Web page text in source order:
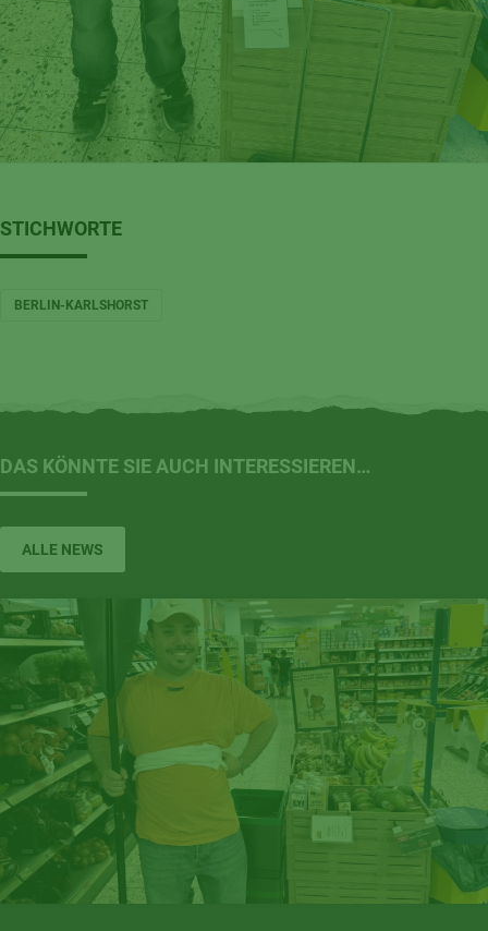
STICHWORTE
BERLIN-KARLSHORST
DAS KÖNNTE SIE AUCH INTERESSIEREN…
ALLE NEWS